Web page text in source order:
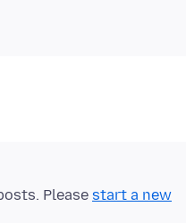
Please start a new